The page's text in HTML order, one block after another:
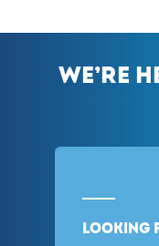
We’re
Looking